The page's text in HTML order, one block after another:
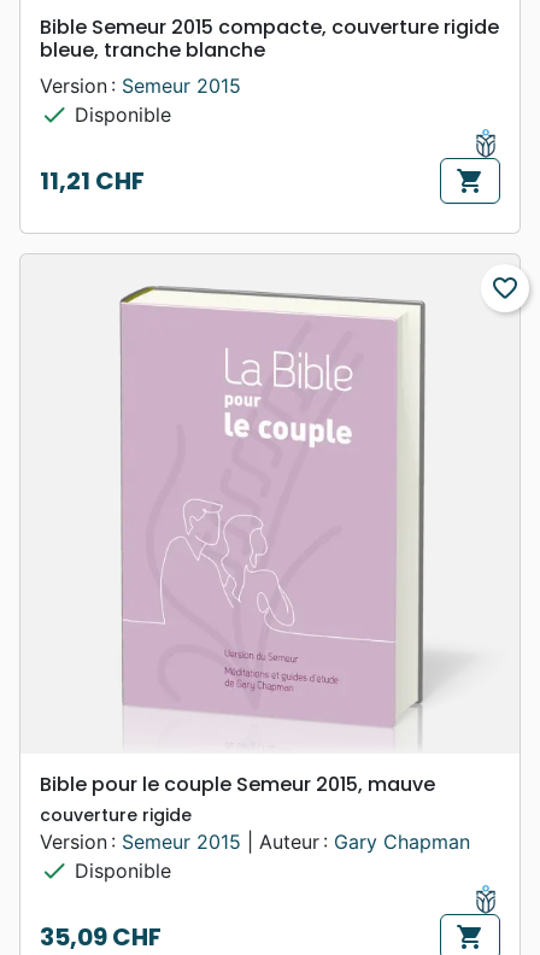
Bible Semeur 2015 compacte, couverture rigide
bleue, tranche blanche
Version : Semeur 2015
check Disponible
Prix
11,21 CHF shopping_cart
favorite_border
Bible pour le couple Semeur 2015, mauve
couverture rigide
Version : Semeur 2015 | Auteur : Gary Chapman
check Disponible
Prix
35,09 CHF shopping_cart